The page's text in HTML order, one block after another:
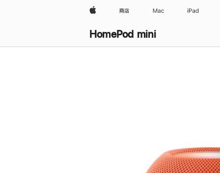
Apple 商店 Mac iPad
HomePod mini